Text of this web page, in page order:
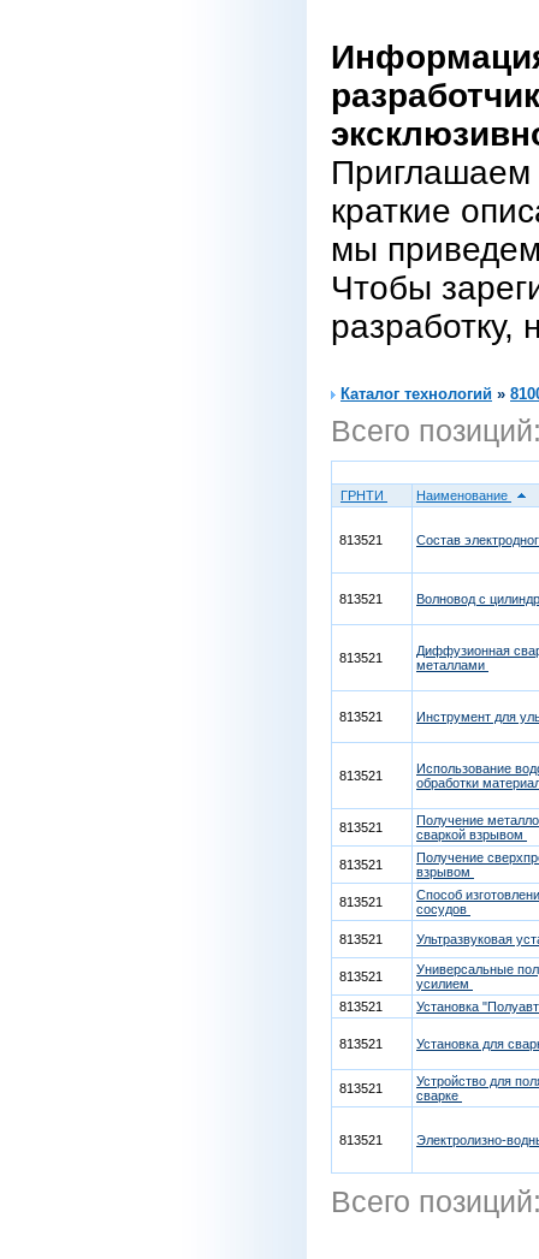
Приглашаем
краткие
мы
Чтобы
разработку,
Каталог технологий »
Всего
ГРНТИ Наименование
813521 Cостав
813521 Волновод с
813521
Диффузионная
металлами
813521 Инструмент для
813521
Использование
обработки
813521
Получение
сваркой взрывом
813521
Получение
взрывом
813521
Способ
сосудов
813521 Ультразвуковая
813521
Универсальные
усилием
813521
Установка
813521 Установка для
813521
Устройство для
сварке
813521 Электролизно-
Всего